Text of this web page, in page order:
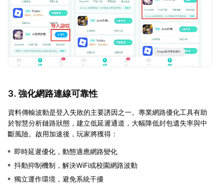
3. 強化網路連線可靠性
資料傳輸波動是登入失敗的主要誘因之一。專業網路優化工具有助
於智慧分析鏈路狀態，建立低延遲通道，大幅降低封包遺失率與中
斷風險。啟用加速後，玩家將獲得：
即時延遲優化，動態適應網路變化
抖動抑制機制，解決WiFi或校園網路波動
獨立運作環境，避免系統干擾